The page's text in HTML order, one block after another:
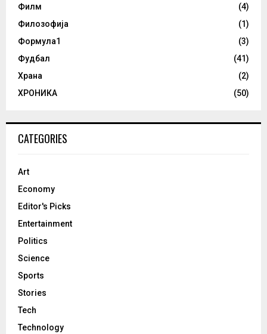
Филм
(4)
Филозофија
(1)
Формула1
(3)
Фудбал
(41)
Храна
(2)
ХРОНИКА
(50)
CATEGORIES
Art
Economy
Editor's Picks
Entertainment
Politics
Science
Sports
Stories
Tech
Technology